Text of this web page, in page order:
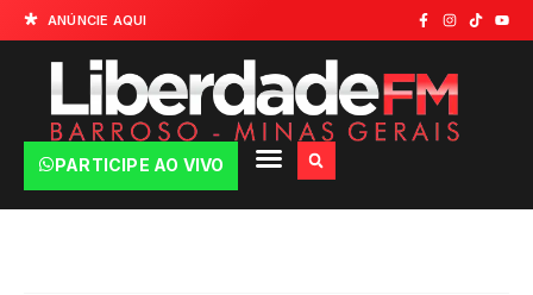
ANÚNCIE AQUI
PARTICIPE AO VIVO